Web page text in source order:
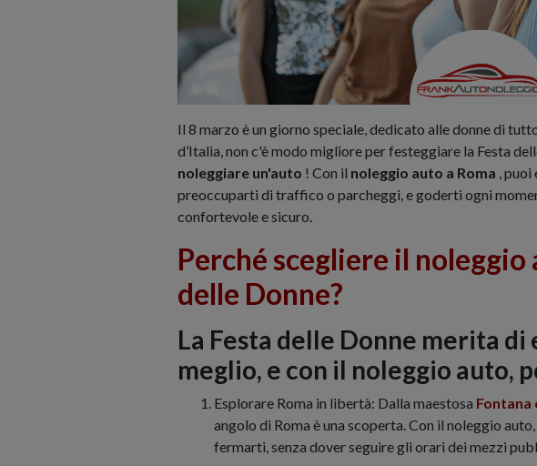
Il 8 marzo è un giorno speciale, dedicato alle donne di
d’Italia, non c'è modo migliore per festeggiare la Festa
noleggiare un'auto ! Con il noleggio auto a Roma ,
preoccuparti di traffico o parcheggi, e goderti ogni
confortevole e sicuro.
Perché scegliere il noleggio
delle Donne?
La Festa delle Donne merita di
meglio, e con il noleggio auto,
Esplorare Roma in libertà: Dalla maestosa Fontana
angolo di Roma è una scoperta. Con il noleggio
fermarti, senza dover seguire gli orari dei mezzi